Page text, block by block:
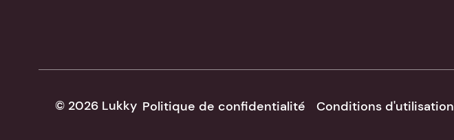
Politique de confidentialité Conditions d'utilisation
© 2026 Lukky